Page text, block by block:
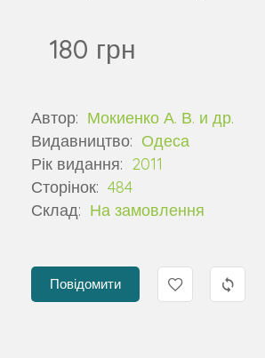
180 грн
Автор: Мокиенко А. В. и др.
Видавництво: Одеса
Рік видання: 2011
Сторінок: 484
Склад: На замовлення
Повідомити